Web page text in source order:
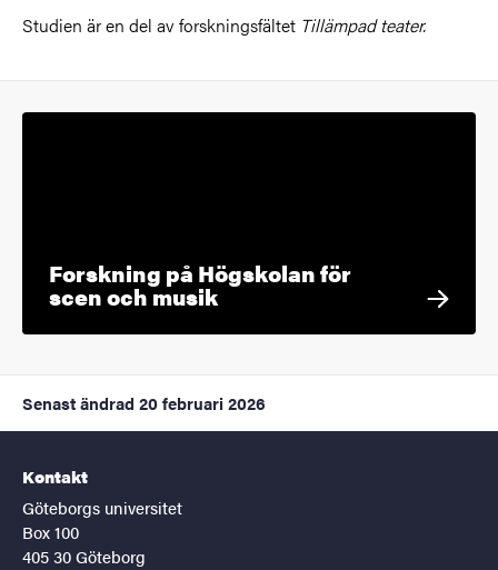
Studien är en del av forskningsfältet Tillämpad teater.
Forskning på Högskolan för
scen och musik
Senast ändrad 20 februari 2026
Kontakt
Göteborgs universitet
Box 100
405 30 Göteborg